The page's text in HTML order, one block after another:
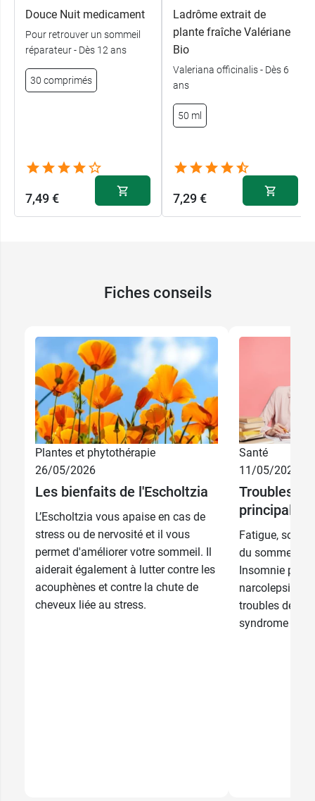
Douce Nuit medicament
Pour retrouver un sommeil
réparateur - Dès 12 ans
30 comprimés
7,49 €
Ladrôme extrait de
plante fraîche Valériane
Bio
Valeriana officinalis - Dès 6
ans
50 ml
7,29 €
Fiches conseils
Plantes et phytothérapie
26/05/2026
Les bienfaits de l'Escholtzia
L’Escholtzia vous apaise en cas de
stress ou de nervosité et il vous
permet d'améliorer votre sommeil. Il
aiderait également à lutter contre les
acouphènes et contre la chute de
cheveux liée au stress.
Santé
11/05/2026
Troubles
principales
Fatigue,
du sommeil
Insomnie
narcolepsie,
troubles de
syndrome des